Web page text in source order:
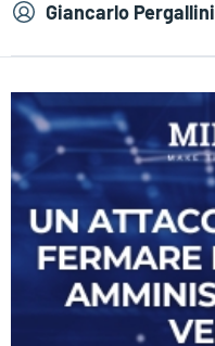
Giancarlo Pergallini